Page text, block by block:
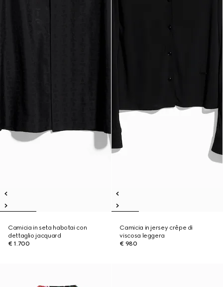
Camicia in seta habotai con
dettaglio jacquard
€ 1.700
Camicia in jersey crêpe di
viscosa leggera
€ 980